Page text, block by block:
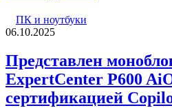
ПК и ноутбуки
06.10.2025
Представлен
ExpertCenter P600
сертификацией